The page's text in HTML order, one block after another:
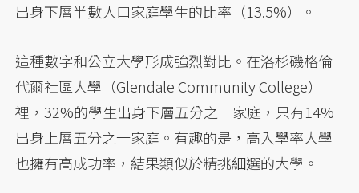
出身下層半數人口家庭學生的比率（13.5%）。
這種數字和公立大學形成強烈對比。在洛杉磯格倫
代爾社區大學（Glendale Community College）
裡，32%的學生出身下層五分之一家庭，只有14%
出身上層五分之一家庭。有趣的是，高入學率大學
也擁有高成功率，結果類似於精挑細選的大學。